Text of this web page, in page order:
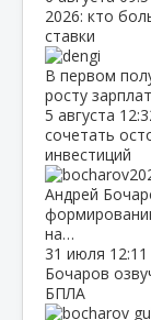
2026: кто
ставки
В первом
росту
5 августа
сочетать
инвестиций
Андрей
на…
31 июля 12:11
Бочаров
БПЛА